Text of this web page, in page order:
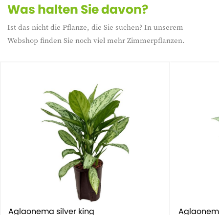
Was halten Sie davon?
Ist das nicht die Pflanze, die Sie suchen? In unserem
Webshop finden Sie noch viel mehr Zimmerpflanzen.
Aglaonema silver king